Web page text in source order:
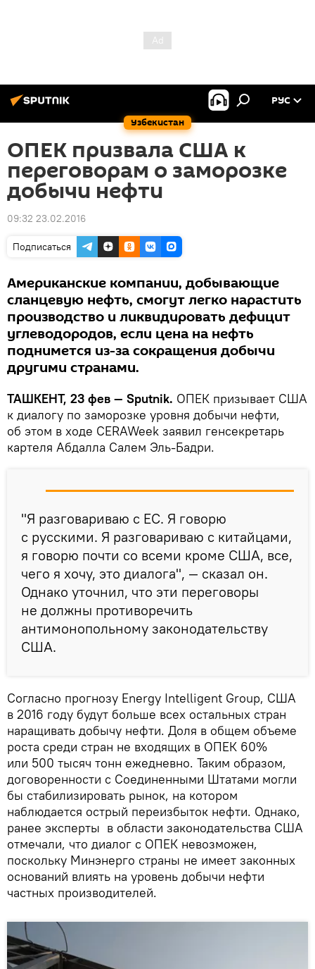
Узбекистан
РУС
ОПЕК призвала США к
переговорам о заморозке
добычи нефти
09:32 23.02.2016
Подписаться
Американские компании, добывающие
сланцевую нефть, смогут легко нарастить
производство и ликвидировать дефицит
углеводородов, если цена на нефть
поднимется из-за сокращения добычи
другими странами.
ТАШКЕНТ, 23 фев — Sputnik. ОПЕК призывает США
к диалогу по заморозке уровня добычи нефти,
об этом в ходе CERAWeek заявил генсекретарь
картеля Абдалла Салем Эль-Бадри.
"Я разговариваю с ЕС. Я говорю
с русскими. Я разговариваю с китайцами,
я говорю почти со всеми кроме США, все,
чего я хочу, это диалога", — сказал он.
Однако уточнил, что эти переговоры
не должны противоречить
антимонопольному законодательству
США.
Согласно прогнозу Energy Intelligent Group, США
в 2016 году будут больше всех остальных стран
наращивать добычу нефти. Доля в общем объеме
роста среди стран не входящих в ОПЕК 60%
или 500 тысяч тонн ежедневно. Таким образом,
договоренности с Соединенными Штатами могли
бы стабилизировать рынок, на котором
наблюдается острый переизбыток нефти. Однако,
ранее эксперты в области законодательства США
отмечали, что диалог с ОПЕК невозможен,
поскольку Минэнерго страны не имеет законных
оснований влиять на уровень добычи нефти
частных производителей.